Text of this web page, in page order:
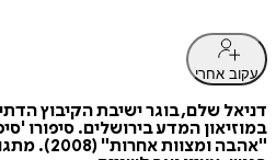
עקוב אחרי
דניאל שלם, בוגר ישיבת הקיבוץ
במוזיאון המדע בירושלים. סיפורו
"אהבה